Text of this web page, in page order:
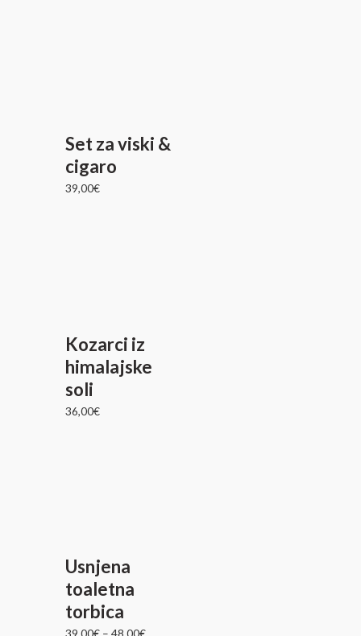
Set za viski &
cigaro
39,00€
Kozarci iz
himalajske
soli
36,00€
Usnjena
toaletna
torbica